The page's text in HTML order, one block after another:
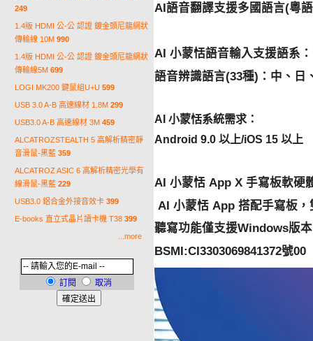
249
1.4版 HDMI 公-公 認證 鍍金頭尼龍網狀
傳輸線 10M 990
1.4版 HDMI 公-公 認證 鍍金頭尼龍網狀
傳輸線5M 699
LOGI MK200 鍵鼠組U+U 599
USB 3.0 A-B 高速線材 1.8M 299
USB3.0 A-B 高速線材 3M 459
ALCATROZSTEALTH 5 高解析精密靜
音滑鼠-黑藍 359
ALCATROZ ASIC 6 高解析精密光學有
線滑鼠-黑藍 229
USB3.0 鋁合金外接音效卡 399
E-books 直立式晶片讀卡機 T38 399
...more
訂閱 取消
AI語音翻譯支援多國語言(粵
AI 小蒙恬語音輸入支援語系：
語音辨識語言(33種)：中、日
AI 小蒙恬系統需求：
Android 9.0 以上/iOS 15 以上
AI 小蒙恬 App X 手寫板軟硬
AI 小蒙恬 App 搭配手寫板，
聽寫功能僅支援Windows版本
BSMI:CI3303069841372號00